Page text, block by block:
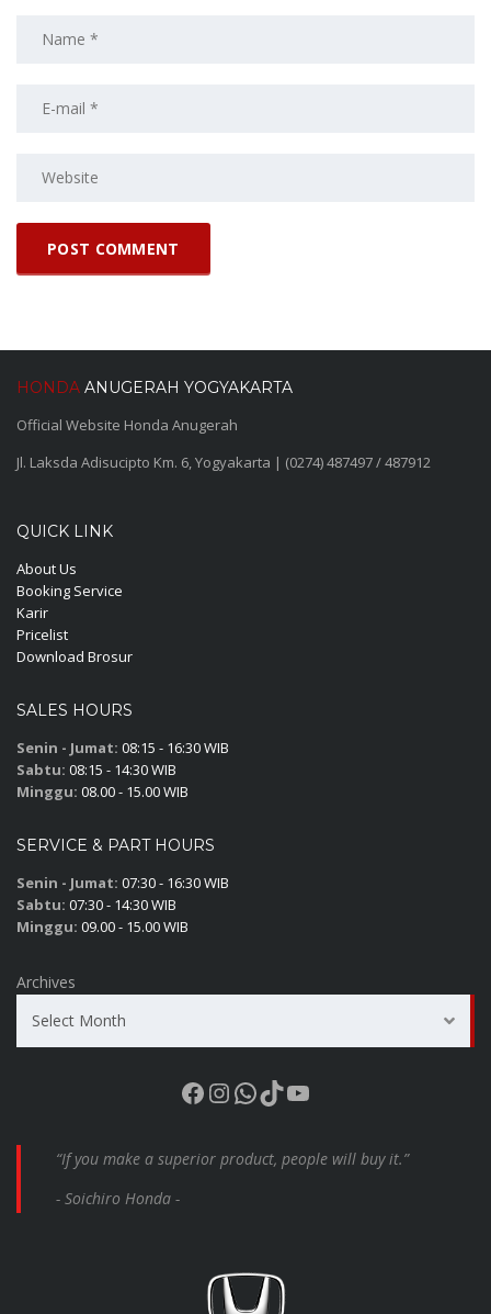
HONDA ANUGERAH YOGYAKARTA
Official Website Honda Anugerah
Jl. Laksda Adisucipto Km. 6, Yogyakarta | (0274) 487497 / 487912
QUICK LINK
About Us
Booking Service
Karir
Pricelist
Download Brosur
SALES HOURS
Senin - Jumat: 08:15 - 16:30 WIB
Sabtu: 08:15 - 14:30 WIB
Minggu: 08.00 - 15.00 WIB
SERVICE & PART HOURS
Senin - Jumat: 07:30 - 16:30 WIB
Sabtu: 07:30 - 14:30 WIB
Minggu: 09.00 - 15.00 WIB
Archives
Select Month
Facebook
Instagram
WhatsApp
TikTok
YouTube
“If you make a superior product, people will buy it.”
- Soichiro Honda -